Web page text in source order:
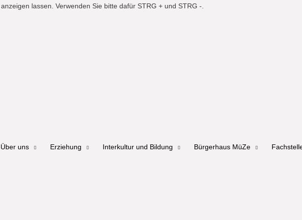
lassen. Verwenden Sie bitte dafür STRG + und STRG -.
Über uns Erziehung Interkultur und Bildung Bürgerhaus MüZe